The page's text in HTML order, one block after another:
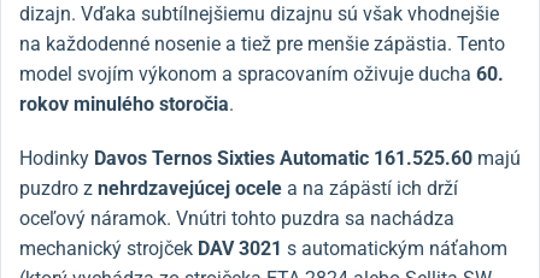
dizajn. Vďaka subtílnejšiemu dizajnu sú však vhodnejšie
na každodenné nosenie a tiež pre menšie zápästia. Tento
model svojím výkonom a spracovaním oživuje ducha 60.
rokov minulého storočia.
Hodinky Davos Ternos Sixties Automatic 161.525.60 majú
puzdro z nehrdzavejúcej ocele a na zápästí ich drží
oceľový náramok. Vnútri tohto puzdra sa nachádza
mechanický strojček DAV 3021 s automatickým náťahom